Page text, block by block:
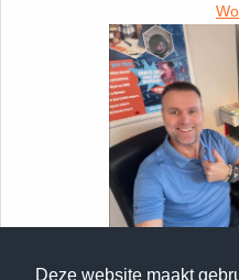
Deze website maakt
39. Wet van Benford
40. Worteltrekken